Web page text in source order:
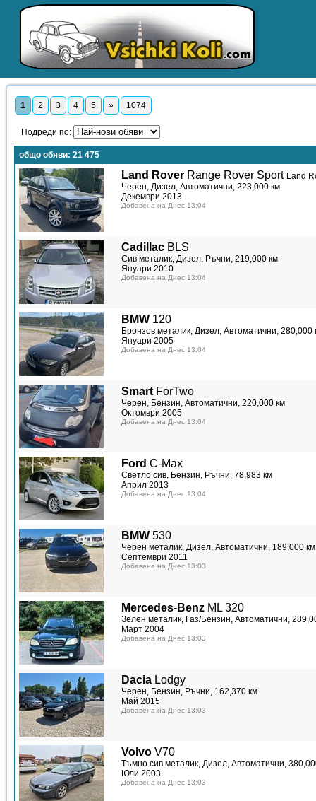
1 2 3 4 5 » 1074
Подреди по:
общо обяви: 21 475
Land Rover Range Rover Sport Land
Черен, Дизел, Автоматични, 223,000 км
Декември 2013
Добавена на Днес 13:04
Cadillac BLS
Сив металик, Дизел, Ръчни, 219,000 км
Януари 2010
Добавена на Днес 13:04
BMW 120
Бронзов металик, Дизел, Автоматични, 280,000
Януари 2005
Добавена на Днес 13:04
Smart ForTwo
Черен, Бензин, Автоматични, 220,000 км
Октомври 2005
Добавена на Днес 13:04
Ford C-Max
Светло сив, Бензин, Ръчни, 78,983 км
Април 2013
Добавена на Днес 13:04
BMW 530
Черен металик, Дизел, Автоматични, 189,000 км
Септември 2011
Добавена на Днес 13:03
Mercedes-Benz ML 320
Зелен металик, Газ/Бензин, Автоматични,
Март 2004
Добавена на Днес 13:03
Dacia Lodgy
Черен, Бензин, Ръчни, 162,370 км
Май 2015
Добавена на Днес 13:03
Volvo V70
Тъмно сив металик, Дизел, Автоматични,
Юли 2003
Добавена на Днес 13:03